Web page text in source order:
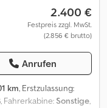
2.400 €
Festpreis zzgl. MwSt.
(2.856 € brutto)
Anrufen
km, Erstzulassung:
, Fahrerkabine:Sonstige,